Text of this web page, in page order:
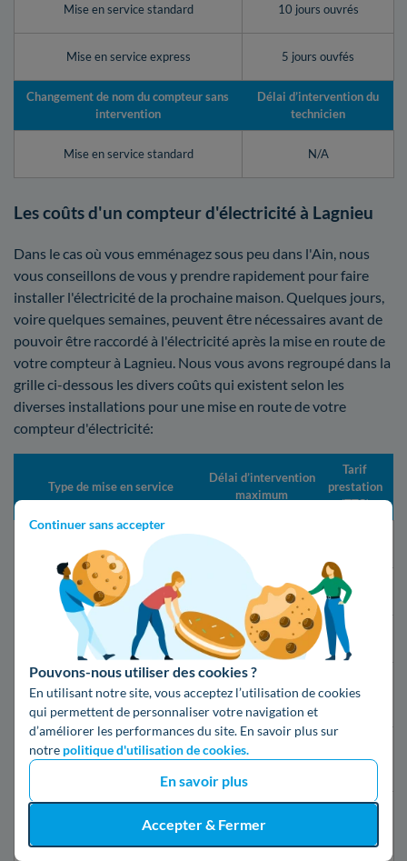
Continuer sans accepter
Pouvons-nous utiliser des cookies ?
En utilisant notre site, vous acceptez l’utilisation de cookies
qui permettent de personnaliser votre navigation et
d’améliorer les performances du site. En savoir plus sur
notre politique d'utilisation de cookies.
En savoir plus
Accepter & Fermer
Mise en service standard 10 jours ouvrés
Mise en service express 5 jours ouvfés
Changement de nom du compteur sans
intervention
Délai d’intervention du
technicien
Mise en service standard N/A
Les coûts d'un compteur d'électricité à Lagnieu
Dans le cas où vous emménagez sous peu dans l'Ain, nous
vous conseillons de vous y prendre rapidement pour faire
installer l'électricité de la prochaine maison. Quelques jours,
voire quelques semaines, peuvent être nécessaires avant de
pouvoir être raccordé à l'électricité après la mise en route de
votre compteur à Lagnieu. Nous vous avons regroupé dans la
grille ci-dessous les divers coûts qui existent selon les
diverses installations pour une mise en route de votre
compteur d'électricité:
Type de mise en service
Délai d’intervention
maximum
Tarif
prestation
(TTC)
Changement de fournisseur
Mise en service standard 5 jours ouvrés 16,79€
Mise en service express 2 jours ouvrés 55,07€
Mise en service d’urgence
24h après la
149,19€
Mise en service d’urgence
30 minutes 69,76€
(nouveau raccordement)
ouvrés